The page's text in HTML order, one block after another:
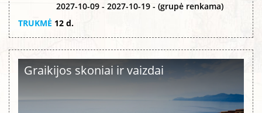
2027-10-09 - 2027-10-19 - (grupė renkama)
TRUKMĖ 12 d.
Graikijos skoniai ir vaizdai